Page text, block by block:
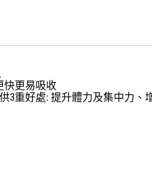
快更易吸收
3重好處: 提升體力及集中力、